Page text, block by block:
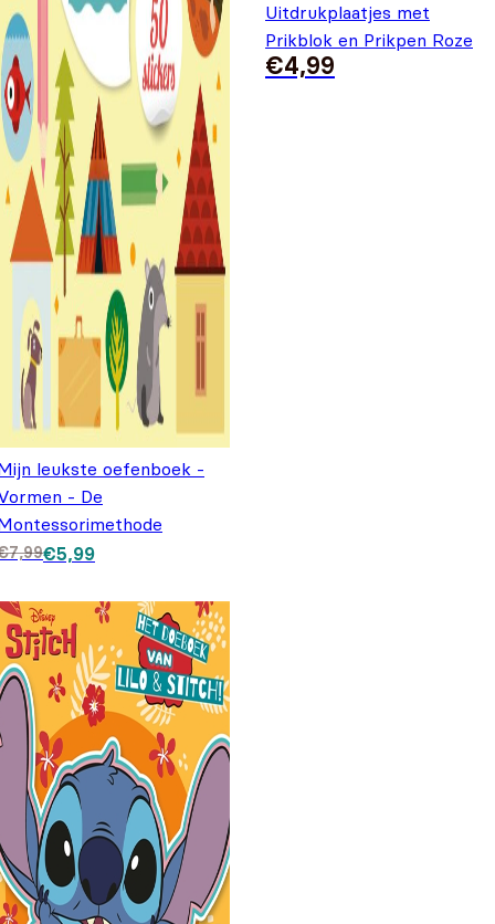
leukste oefenboek -
- De
7,99 prijs was: €7,99.
€5,99prijs is: €5,99.
Uitdrukplaatjes met
Prikblok en Prikpen Roze
€4,99